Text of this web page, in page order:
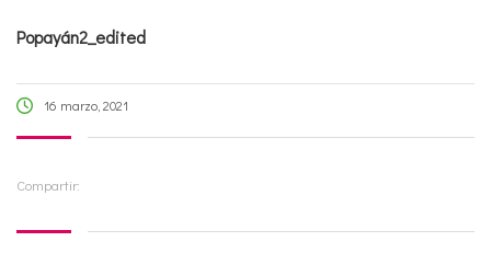
Popayán2_edited
16 marzo, 2021
Compartir: